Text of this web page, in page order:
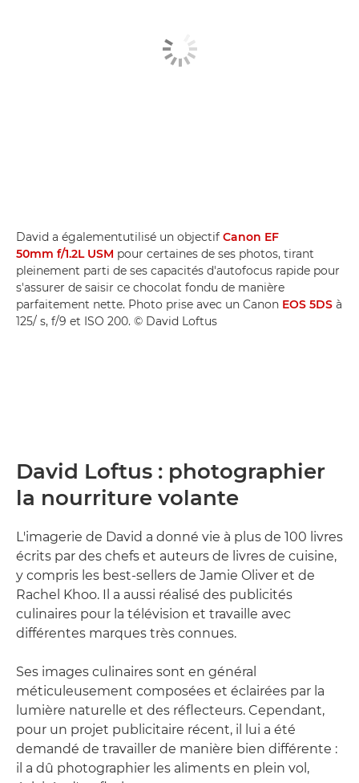
David a égalementutilisé un objectif Canon EF
50mm f/1.2L USM pour certaines de ses photos, tirant
pleinement parti de ses capacités d'autofocus rapide pour
s'assurer de saisir ce chocolat fondu de manière
parfaitement nette. Photo prise avec un Canon EOS 5DS à
125/ s, f/9 et ISO 200. © David Loftus
David Loftus : photographier
la nourriture volante
L'imagerie de David a donné vie à plus de 100 livres
écrits par des chefs et auteurs de livres de cuisine,
y compris les best-sellers de Jamie Oliver et de
Rachel Khoo. Il a aussi réalisé des publicités
culinaires pour la télévision et travaille avec
différentes marques très connues.
Ses images culinaires sont en général
méticuleusement composées et éclairées par la
lumière naturelle et des réflecteurs. Cependant,
pour un projet publicitaire récent, il lui a été
demandé de travailler de manière bien différente :
il a dû photographier les aliments en plein vol,